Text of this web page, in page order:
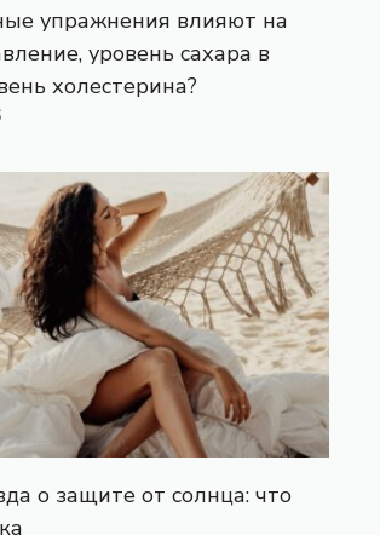
упражнения влияют на
уровень сахара в
холестерина?
о защите от солнца: что